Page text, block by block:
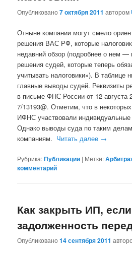
Опубликовано7 октября 2011 автором
Отныне компании могут смело
решения ВАС РФ, которые
недавний обзор (подробнее о нем —
решения судей, которые теперь
учитывать налоговики»). В
главные выводы судей. Реквизиты
в письме ФНС России от 12
7/13193@. Отметим, что в
ИФНС участвовали индивидуальные
Однако выводы суда по таким
компаниям. Читать далее →
Рубрика:Публикации | Метки:
комментарий
Как закрыть ИП,
задолженность
Опубликовано14 сентября 2011